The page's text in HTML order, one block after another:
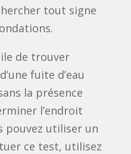
tout signe
de trouver
fuite d’eau
la présence
l’endroit
pouvez utiliser un
ce test, utilisez